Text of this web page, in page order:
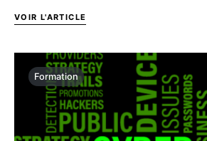
VOIR L'ARTICLE
Formation